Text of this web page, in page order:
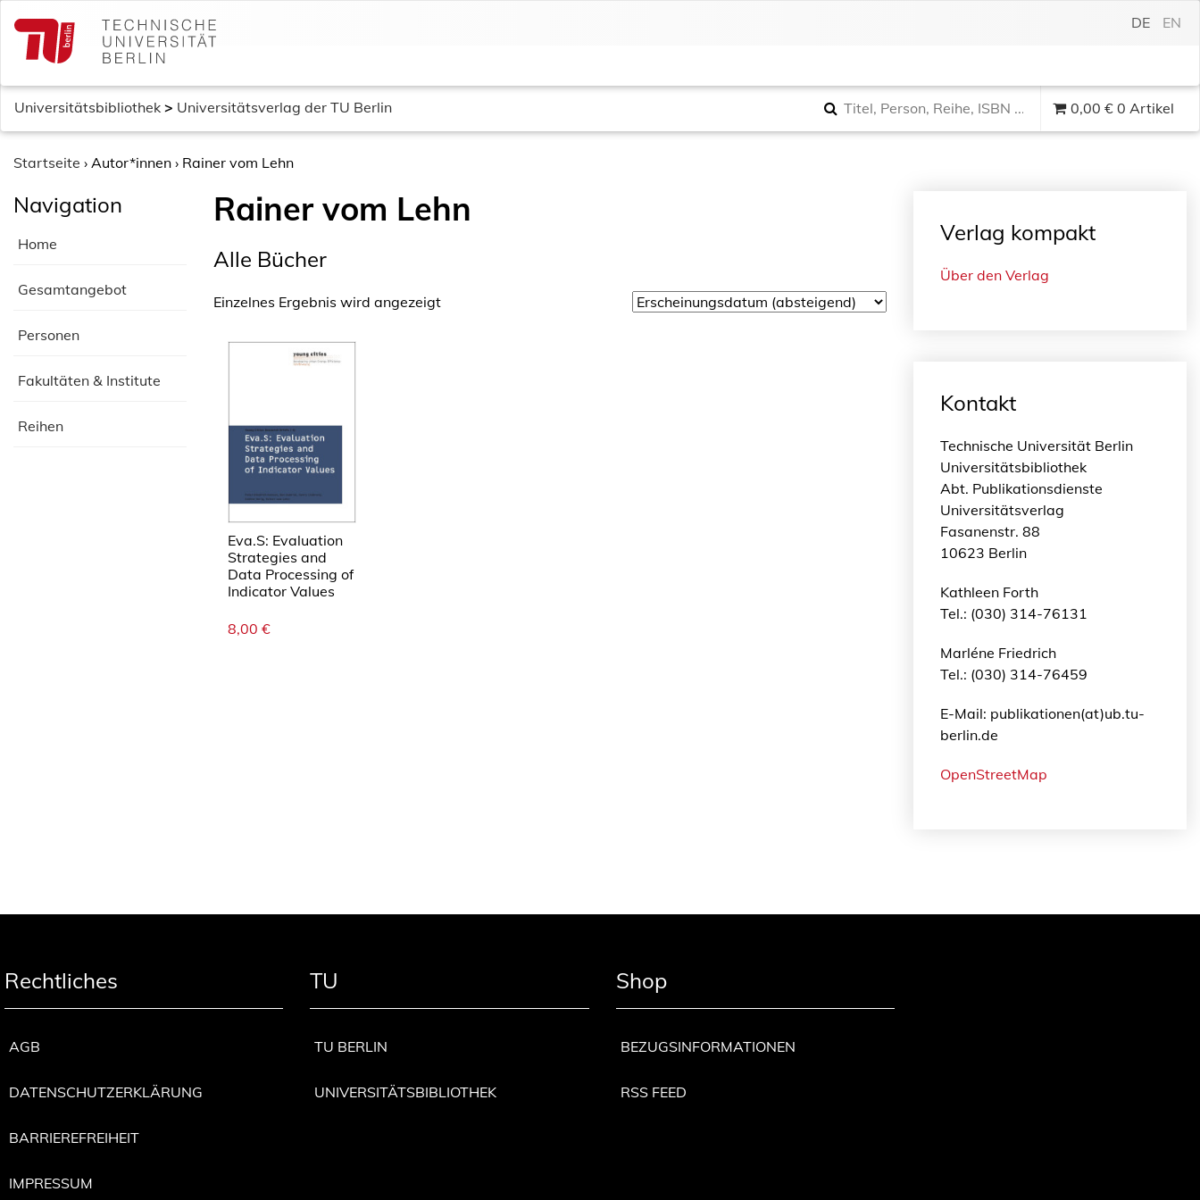
c
DE EN
Universitätsbibliothek > Universitätsverlag der TU Berlin 0,00 € 0 Artikel
Startseite › Autor*innen › Rainer vom Lehn
Navigation
Home
Gesamtangebot
Personen
Fakultäten & Institute
Reihen
Rainer vom Lehn
Alle Bücher
Einzelnes Ergebnis wird angezeigt
Eva.S: Evaluation
Strategies and
Data Processing of
Indicator Values
8,00 €
Verlag kompakt
Über den Verlag
Kontakt
Technische Universität Berlin
Universitätsbibliothek
Abt. Publikationsdienste
Universitätsverlag
Fasanenstr. 88
10623 Berlin
Kathleen Forth
Tel.: (030) 314-76131
Marléne Friedrich
Tel.: (030) 314-76459
E-Mail: publikationen(at)ub.tu-
berlin.de
OpenStreetMap
Rechtliches
AGB
DATENSCHUTZERKLÄRUNG
BARRIEREFREIHEIT
IMPRESSUM
TU
TU BERLIN
UNIVERSITÄTSBIBLIOTHEK
Shop
BEZUGSINFORMATIONEN
RSS FEED